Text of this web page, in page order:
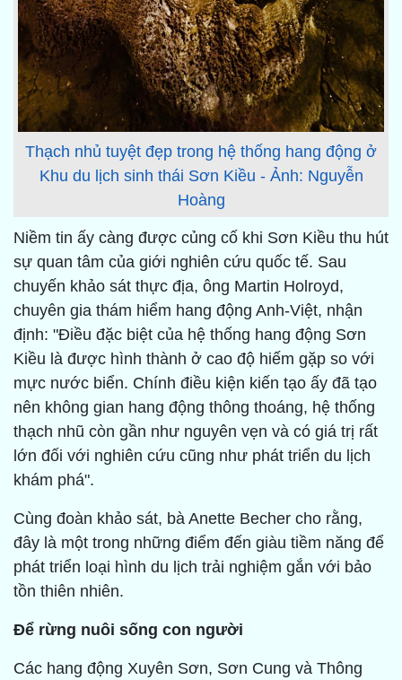
Thạch nhủ tuyệt đẹp trong hệ thống hang động ở
Khu du lịch sinh thái Sơn Kiều - Ảnh: Nguyễn
Hoàng
Niềm tin ấy càng được củng cố khi Sơn Kiều thu hút
sự quan tâm của giới nghiên cứu quốc tế. Sau
chuyến khảo sát thực địa, ông Martin Holroyd,
chuyên gia thám hiểm hang động Anh-Việt, nhận
định: "Điều đặc biệt của hệ thống hang động Sơn
Kiều là được hình thành ở cao độ hiếm gặp so với
mực nước biển. Chính điều kiện kiến tạo ấy đã tạo
nên không gian hang động thông thoáng, hệ thống
thạch nhũ còn gần như nguyên vẹn và có giá trị rất
lớn đối với nghiên cứu cũng như phát triển du lịch
khám phá".
Cùng đoàn khảo sát, bà Anette Becher cho rằng,
đây là một trong những điểm đến giàu tiềm năng để
phát triển loại hình du lịch trải nghiệm gắn với bảo
tồn thiên nhiên.
Để rừng nuôi sống con người
Các hang động Xuyên Sơn, Sơn Cung và Thông